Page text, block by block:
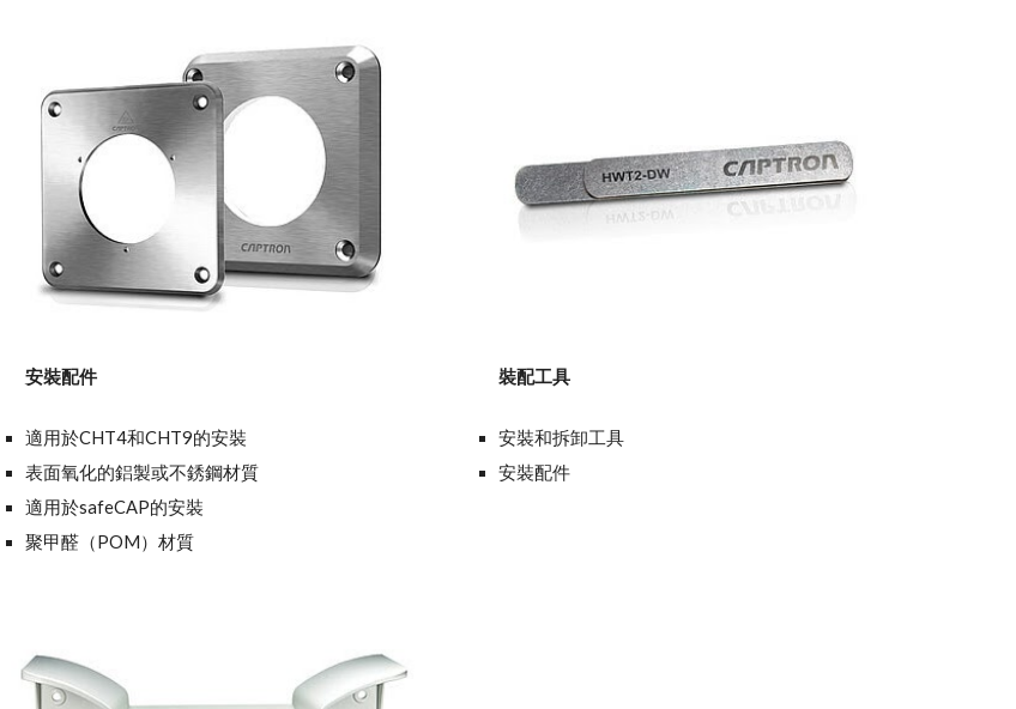
安裝配件
適用於CHT4和CHT9的安裝
表面氧化的鋁製或不銹鋼材質
適用於safeCAP的安裝
聚甲醛（POM）材質
裝配工具
安裝和拆卸工具
安裝配件